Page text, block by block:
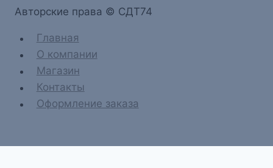
Aвторские права © СДТ74
Главная
О компании
Магазин
Контакты
Оформление заказа